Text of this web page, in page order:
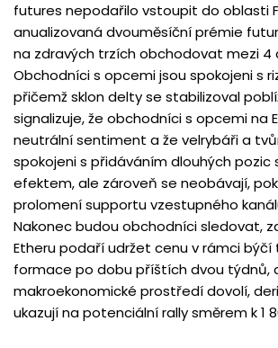
futures nepodařilo vstoupit do oblasti
anualizovaná dvouměsíční prémie
na zdravých trzích obchodovat mezi 4
Obchodníci s opcemi jsou spokojeni s
přičemž sklon delty se stabilizoval
signalizuje, že obchodníci s opcemi na
neutrální sentiment a že velrybáři a
spokojeni s přidáváním dlouhých pozic
efektem, ale zároveň se neobávají,
prolomení supportu vzestupného
Nakonec budou obchodníci sledovat,
Etheru podaří udržet cenu v rámci býčí
formace po dobu příštích dvou týdnů,
makroekonomické prostředí dovolí,
ukazují na potenciální rally směrem k 1